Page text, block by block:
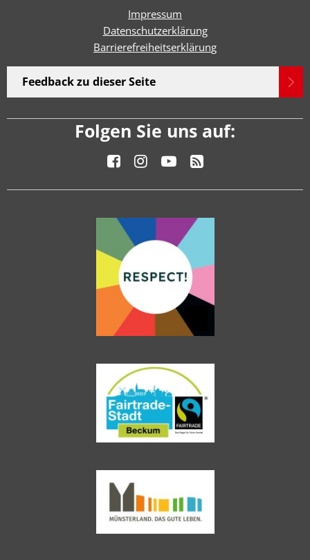
Impressum
Datenschutzerklärung
Barrierefreiheitserklärung
Feedback zu dieser Seite
Folgen Sie uns auf: